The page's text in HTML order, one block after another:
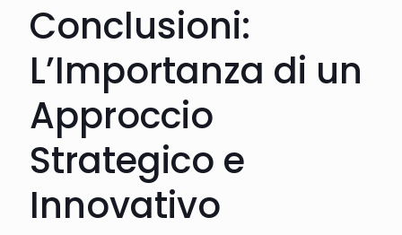
Conclusioni:
L’Importanza di un
Approccio
Strategico e
Innovativo